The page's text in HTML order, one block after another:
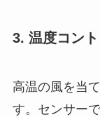
3. 温度コン
高温の風を当
す。センサー